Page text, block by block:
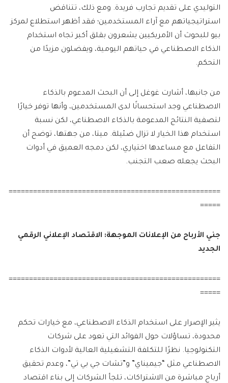
التوليدي على تقديم تجارب فريدة. ومع ذلك، تتناقض
استراتيجياتهم مع آراء المستخدمين؛ فقد أظهر استطلاع لمركز
بيو للبحوث أن الأمريكيين يشعرون بقلق أكبر تجاه استخدام
الذكاء الاصطناعي في حياتهم اليومية، ويفضلون مزيدًا من
التحكم.
من جانبها، أشارت غوغل إلى أن البحث المدعوم بالذكاء
الاصطناعي وجد استحسانًا لدى المستخدمين، وأنها توفر خيارًا
لتصفية النتائج المدعومة بالذكاء الاصطناعي، لكن نسبة
استخدام هذا الخيار لا تزال ضئيلة. ميتا، من جهتها، توضح أن
التفاعل مع مساعدها اختياري، لكن دمجه العميق في أدوات
البحث يجعله صعب التجنب.
====================================================
=====
جني الأرباح من الإعلانات الموجهة: الاقتصاد الإعلاني الرقمي
الجديد
====================================================
=====
يثير الإصرار على استخدام الذكاء الاصطناعي، مع خيارات تحكم
محدودة، تساؤلات حول الفوائد التي تعود على شركات
التكنولوجيا. نظرًا للتكلفة التشغيلية العالية لأدوات الذكاء
الاصطناعي مثل “جيميناي” و”تشات جي بي تي”، وعدم تحقيق
أرباح مباشرة من الاشتراكات، تلجأ الشركات إلى بناء اقتصاد